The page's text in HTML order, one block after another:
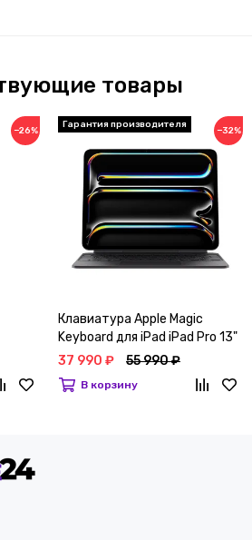
товары
−26%
Гарантия производителя
−32%
Клавиатура Apple Magic
Keyboard для iPad iPad Pro 13"
(M4) Черный
37 990 ₽ 55 990 ₽
В корзину